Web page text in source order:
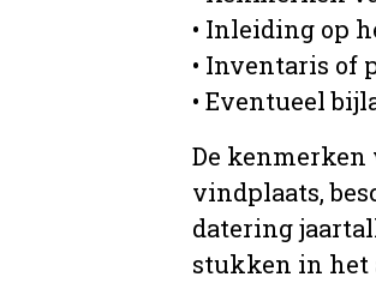
• Inleiding op
• Inventaris of
• Eventueel
De kenmerken
vindplaats,
datering
stukken in het